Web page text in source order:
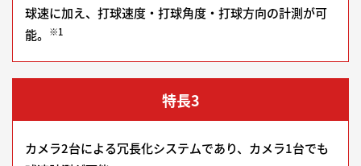
球速に加え、打球速度・打球角度・打球方向の計測が可
能。
※1
特長3
カメラ2台による冗長化システムであり、カメラ1台でも